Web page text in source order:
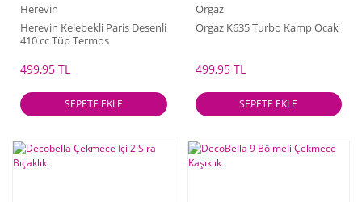
Herevin
Herevin Kelebekli Paris Desenli
410 cc Tüp Termos
499,95 TL
SEPETE EKLE
Orgaz
Orgaz K635 Turbo Kamp Ocak
499,95 TL
SEPETE EKLE